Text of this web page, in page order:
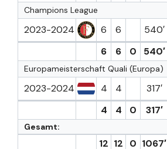
Champions League
2023-2024 6 6 540′
6
6 0 540′
Europameisterschaft Quali (Europa)
2023-2024 4 4 317′
4
4 0 317′
Gesamt:
12 12 0 1067′